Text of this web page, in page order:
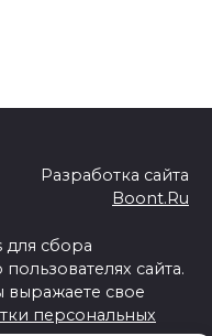
Разработка сайта
Boont.Ru
для сбора
сайта.
выражаете свое
персональных